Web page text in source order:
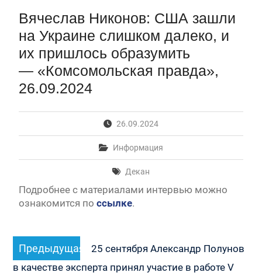
Конкурсные списки лиц, прошедших
вступительные испытания в МГУ имени
М.В.Ломоносова в 2026 году по каждому
конкурсу (ранжированные списки поступающих)
Вячеслав Никонов в программе «Большая игра» —
Первый канал, 24.07.2026. Часть 1-2
Вниманию абитуриентов бакалавриата! Открыта
Вячеслав Никонов в программе «Большая игра»
— Первый канал, 05.08.2026. Часть 1-3
Вячеслав Никонов: США зашли
на Украине слишком далеко, и
их пришлось образумить
— «Комсомольская правда»,
26.09.2024
26.09.2024
Информация
Декан
Подробнее с материалами интервью можно
ознакомится по ссылке.
Навигация
по
записям
Предыдущая
Предыдущая
запись:
25 сентября Александр Полунов
в качестве эксперта принял участие в работе V